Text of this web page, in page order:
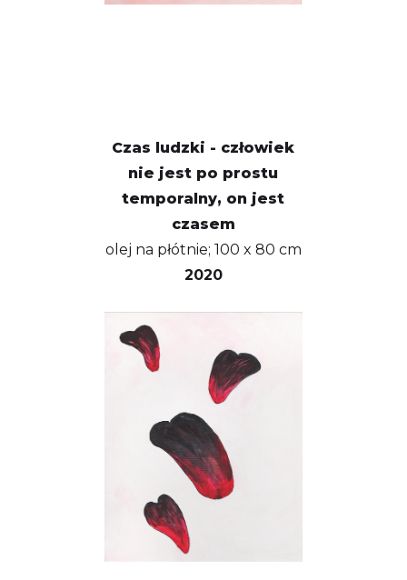
Czas ludzki - człowiek
nie jest po prostu
temporalny, on jest
czasem
olej na płótnie; 100 x 80 cm
2020